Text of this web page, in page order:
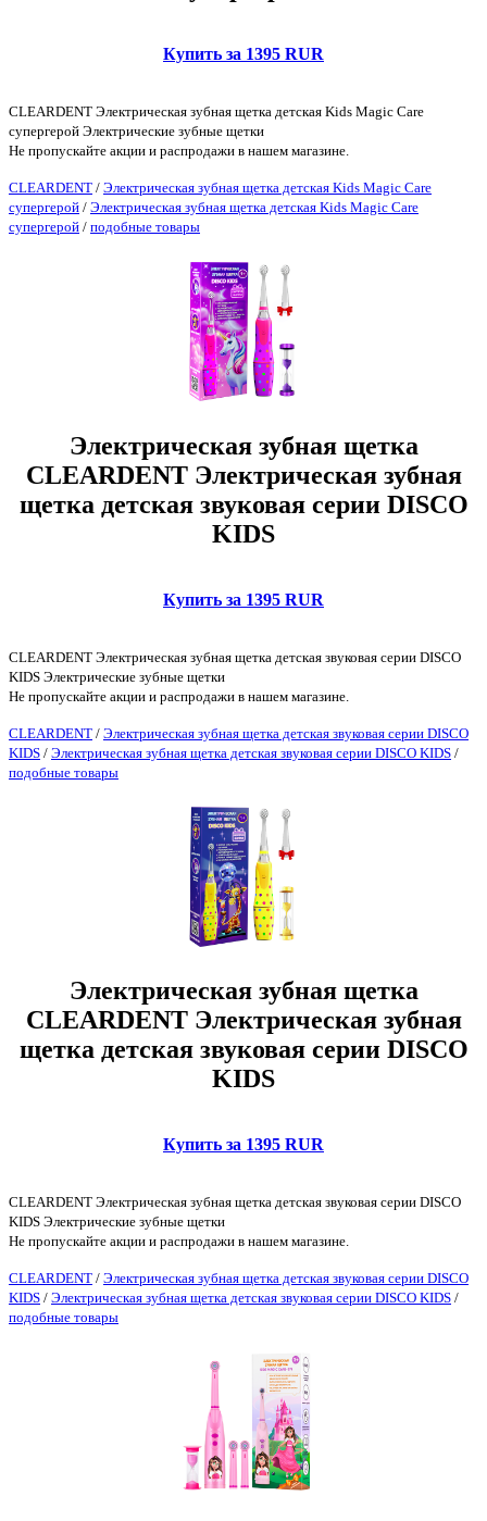
Купить за 1395 RUR
CLEARDENT Электрическая зубная щетка детская Kids Magic Care
супергерой Электрические зубные щетки
Не пропускайте акции и распродажи в нашем магазине.
CLEARDENT / Электрическая зубная щетка детская Kids Magic Care
супергерой / Электрическая зубная щетка детская Kids Magic Care
супергерой / подобные товары
Электрическая зубная щетка
CLEARDENT Электрическая зубная
щетка детская звуковая серии DISCO
KIDS
Купить за 1395 RUR
CLEARDENT Электрическая зубная щетка детская звуковая серии DISCO
KIDS Электрические зубные щетки
Не пропускайте акции и распродажи в нашем магазине.
CLEARDENT / Электрическая зубная щетка детская звуковая серии DISCO
KIDS / Электрическая зубная щетка детская звуковая серии DISCO KIDS /
подобные товары
Электрическая зубная щетка
CLEARDENT Электрическая зубная
щетка детская звуковая серии DISCO
KIDS
Купить за 1395 RUR
CLEARDENT Электрическая зубная щетка детская звуковая серии DISCO
KIDS Электрические зубные щетки
Не пропускайте акции и распродажи в нашем магазине.
CLEARDENT / Электрическая зубная щетка детская звуковая серии DISCO
KIDS / Электрическая зубная щетка детская звуковая серии DISCO KIDS /
подобные товары